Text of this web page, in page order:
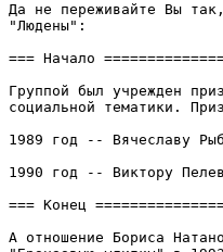
Да не переживайте Вы
"Людены":
=== Начало
Группой был учрежден
социальной тематики.
1989 год -- Вячеславу
1990 год -- Виктору
=== Конец
А отношение Бориса